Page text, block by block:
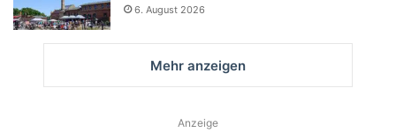
6. August 2026
Mehr anzeigen
Anzeige